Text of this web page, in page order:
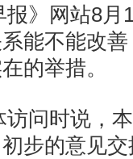
》网站8月
能不能改
的举措。
问时说，本
步的意见